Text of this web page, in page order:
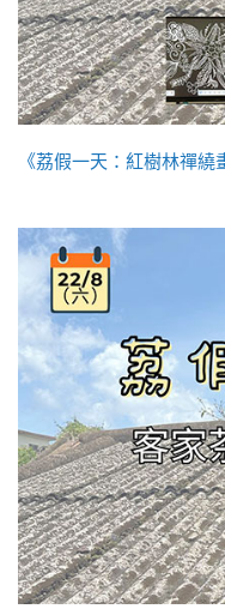
《荔假一天：紅樹林禪繞